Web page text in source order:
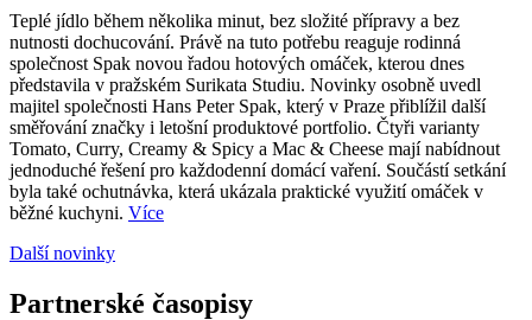
Teplé jídlo během několika minut, bez složité přípravy a bez
nutnosti dochucování. Právě na tuto potřebu reaguje rodinná
společnost Spak novou řadou hotových omáček, kterou dnes
představila v pražském Surikata Studiu. Novinky osobně uvedl
majitel společnosti Hans Peter Spak, který v Praze přiblížil další
směřování značky i letošní produktové portfolio. Čtyři varianty
Tomato, Curry, Creamy & Spicy a Mac & Cheese mají nabídnout
jednoduché řešení pro každodenní domácí vaření. Součástí setkání
byla také ochutnávka, která ukázala praktické využití omáček v
běžné kuchyni. Více
Další novinky
Partnerské časopisy